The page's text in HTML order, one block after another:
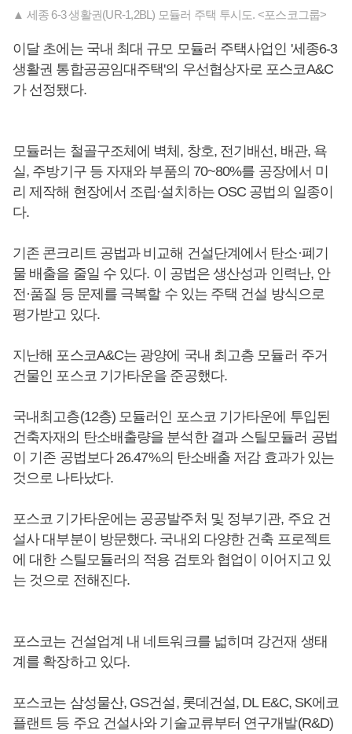
▲ 세종 6-3 생활권(UR-1,2BL) 모듈러 주택 투시도. <포스코그룹>
이달 초에는 국내 최대 규모 모듈러 주택사업인 '세종6-3
생활권 통합공공임대주택'의 우선협상자로 포스코A&C
가 선정됐다.
모듈러는 철골구조체에 벽체, 창호, 전기배선, 배관, 욕
실, 주방기구 등 자재와 부품의 70~80%를 공장에서 미
리 제작해 현장에서 조립·설치하는 OSC 공법의 일종이
다.
기존 콘크리트 공법과 비교해 건설단계에서 탄소·폐기
물 배출을 줄일 수 있다. 이 공법은 생산성과 인력난, 안
전·품질 등 문제를 극복할 수 있는 주택 건설 방식으로
평가받고 있다.
지난해 포스코A&C는 광양에 국내 최고층 모듈러 주거
건물인 포스코 기가타운을 준공했다.
국내최고층(12층) 모듈러인 포스코 기가타운에 투입된
건축자재의 탄소배출량을 분석한 결과 스틸모듈러 공법
이 기존 공법보다 26.47%의 탄소배출 저감 효과가 있는
것으로 나타났다.
포스코 기가타운에는 공공발주처 및 정부기관, 주요 건
설사 대부분이 방문했다. 국내외 다양한 건축 프로젝트
에 대한 스틸모듈러의 적용 검토와 협업이 이어지고 있
는 것으로 전해진다.
포스코는 건설업계 내 네트워크를 넓히며 강건재 생태
계를 확장하고 있다.
포스코는 삼성물산, GS건설, 롯데건설, DL E&C, SK에코
플랜트 등 주요 건설사와 기술교류부터 연구개발(R&D)